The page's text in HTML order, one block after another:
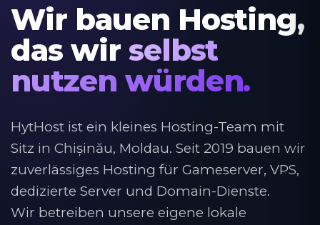
Wir bauen Hosting,
das wir selbst
nutzen würden.
HytHost ist ein kleines Hosting-Team mit
Sitz in Chișinău, Moldau. Seit 2019 bauen wir
zuverlässiges Hosting für Gameserver, VPS,
dedizierte Server und Domain-Dienste.
Wir betreiben unsere eigene lokale